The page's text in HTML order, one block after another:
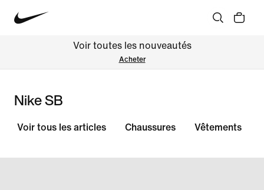
Voir toutes les nouveautés
Acheter
Nike SB
Voir tous les articles Chaussures Vêtements